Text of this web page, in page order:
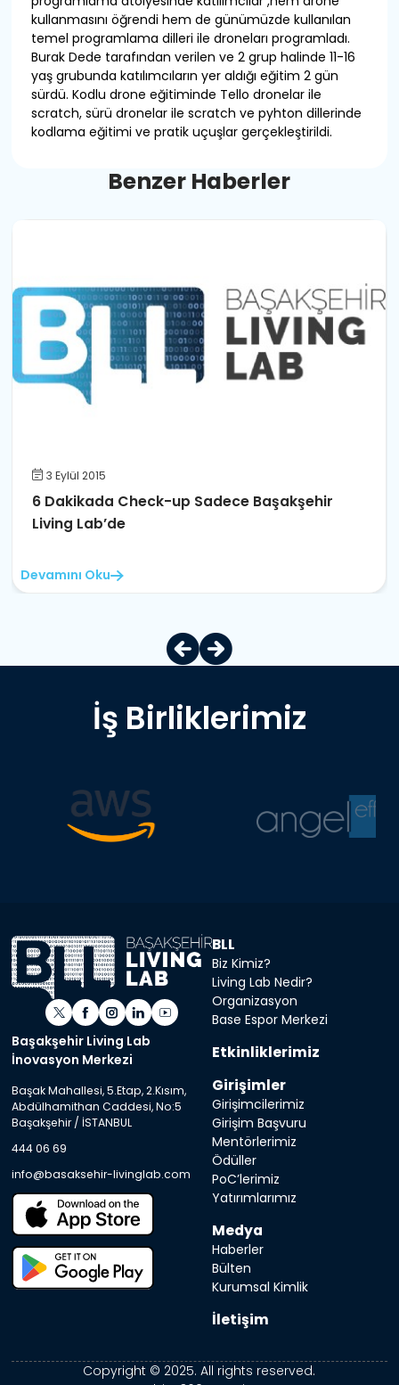
kullanmasını öğrendi hem de günümüzde kullanılan
temel programlama dilleri ile droneları programladı.
Burak Dede tarafından verilen ve 2 grup halinde 11-16
yaş grubunda katılımcıların yer aldığı eğitim 2 gün
sürdü. Kodlu drone eğitiminde Tello dronelar ile
scratch, sürü dronelar ile scratch ve pyhton dillerinde
kodlama eğitimi ve pratik uçuşlar gerçekleştirildi.
Benzer Haberler
3 Eylül 2015
6 Dakikada Check-up Sadece Başakşehir
Living Lab’de
Devamını Oku
İş Birliklerimiz
BLL
Biz Kimiz?
Living Lab Nedir?
Organizasyon
Base Espor Merkezi
Etkinliklerimiz
Girişimler
Girişimcilerimiz
Girişim Başvuru
Mentörlerimiz
Ödüller
PoC’lerimiz
Yatırımlarımız
Medya
Haberler
Bülten
Kurumsal Kimlik
İletişim
Başakşehir Living Lab
İnovasyon Merkezi
Başak Mahallesi, 5.Etap, 2.Kısım,
Abdülhamithan Caddesi, No:5
Başakşehir / İSTANBUL
444 06 69
info@basaksehir-livinglab.com
Copyright © 2025. All rights reserved.